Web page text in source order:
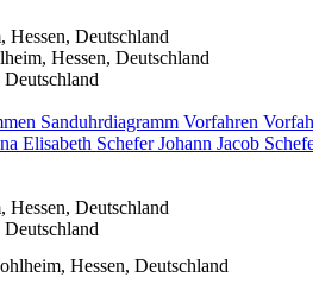
Hessen, Deutschland
Hessen, Deutschland
Sanduhrdiagramm Vorfahren
Elisabeth Schefer Johann Jacob
Hessen, Deutschland
Hessen, Deutschland